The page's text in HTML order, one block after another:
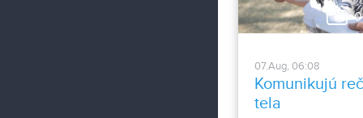
starostlivosti počas
horúčav.
07.Aug, 06:08
Komunikujú
tela